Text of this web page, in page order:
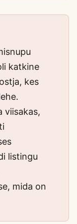
katkine
kes
viisakas,
listingu
mida on